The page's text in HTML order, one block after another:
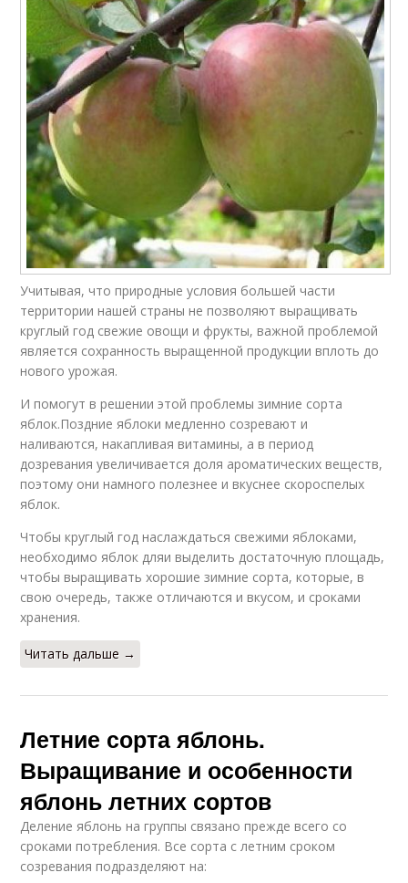
Учитывая, что природные условия большей части
территории нашей страны не позволяют выращивать
круглый год свежие овощи и фрукты, важной проблемой
является сохранность выращенной продукции вплоть до
нового урожая.
И помогут в решении этой проблемы зимние сорта
яблок.Поздние яблоки медленно созревают и
наливаются, накапливая витамины, а в период
дозревания увеличивается доля ароматических веществ,
поэтому они намного полезнее и вкуснее скороспелых
яблок.
Чтобы круглый год наслаждаться свежими яблоками,
необходимо яблок дляи выделить достаточную площадь,
чтобы выращивать хорошие зимние сорта, которые, в
свою очередь, также отличаются и вкусом, и сроками
хранения.
Читать дальше →
Летние сорта яблонь.
Выращивание и особенности
яблонь летних сортов
Деление яблонь на группы связано прежде всего со
сроками потребления. Все сорта с летним сроком
созревания подразделяют на: